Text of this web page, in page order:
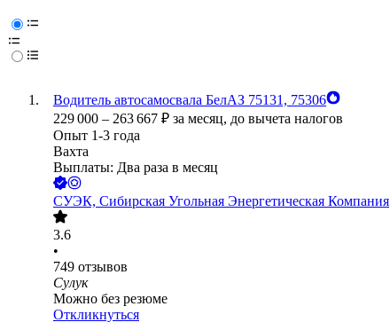
Водитель автосамосвала БелАЗ 75131, 75306
229 000 – 263 667 ₽ за месяц, до вычета налогов
Опыт 1-3 года
Вахта
Выплаты: Два раза в месяц
СУЭК, Сибирская Угольная Энергетическая Компания
3.6
•
749 отзывов
Сулук
Можно без резюме
Откликнуться